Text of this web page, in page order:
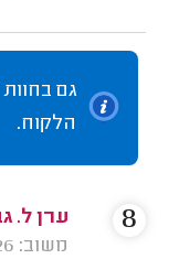
גם
הלקוח.
ערן ל.
משוב: 18/05/2026
8